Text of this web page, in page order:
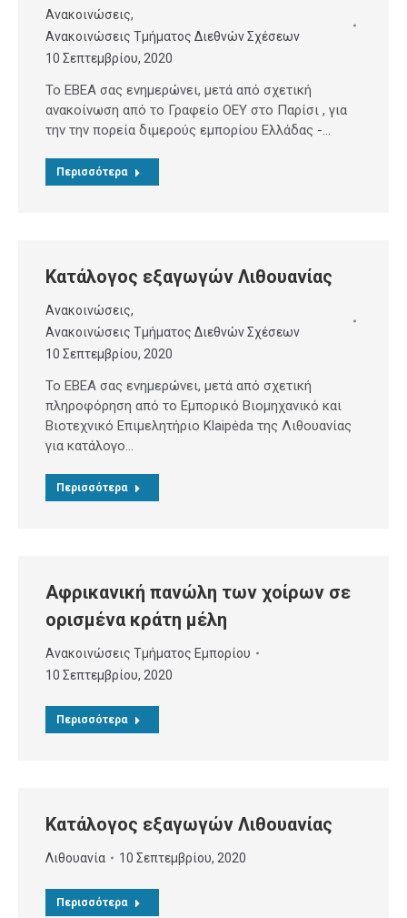
Ανακοινώσεις,
Ανακοινώσεις Τμήματος Διεθνών Σχέσεων
10 Σεπτεμβρίου, 2020
Το ΕΒΕΑ σας ενημερώνει, μετά από σχετική
ανακοίνωση από το Γραφείο ΟΕΥ στο Παρίσι , για
την την πορεία διμερούς εμπορίου Ελλάδας -…
Περισσότερα
Κατάλογος εξαγωγών Λιθουανίας
Ανακοινώσεις,
Ανακοινώσεις Τμήματος Διεθνών Σχέσεων
10 Σεπτεμβρίου, 2020
Το ΕΒΕΑ σας ενημερώνει, μετά από σχετική
πληροφόρηση από το Εμπορικό Βιομηχανικό και
Βιοτεχνικό Επιμελητήριο Klaipėda της Λιθουανίας
για κατάλογο…
Περισσότερα
Αφρικανική πανώλη των χοίρων σε
ορισµένα κράτη µέλη
Ανακοινώσεις Τμήματος Εμπορίου
10 Σεπτεμβρίου, 2020
Περισσότερα
Κατάλογος εξαγωγών Λιθουανίας
Λιθουανία 10 Σεπτεμβρίου, 2020
Περισσότερα